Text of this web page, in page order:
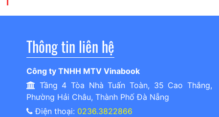
Thông tin liên hệ
Công ty TNHH MTV Vinabook
Tầng 4 Tòa Nhà Tuấn Toàn, 35 Cao Thắng,
Phường Hải Châu, Thành Phố Đà Nẵng
Điện thoại: 0236.3822866